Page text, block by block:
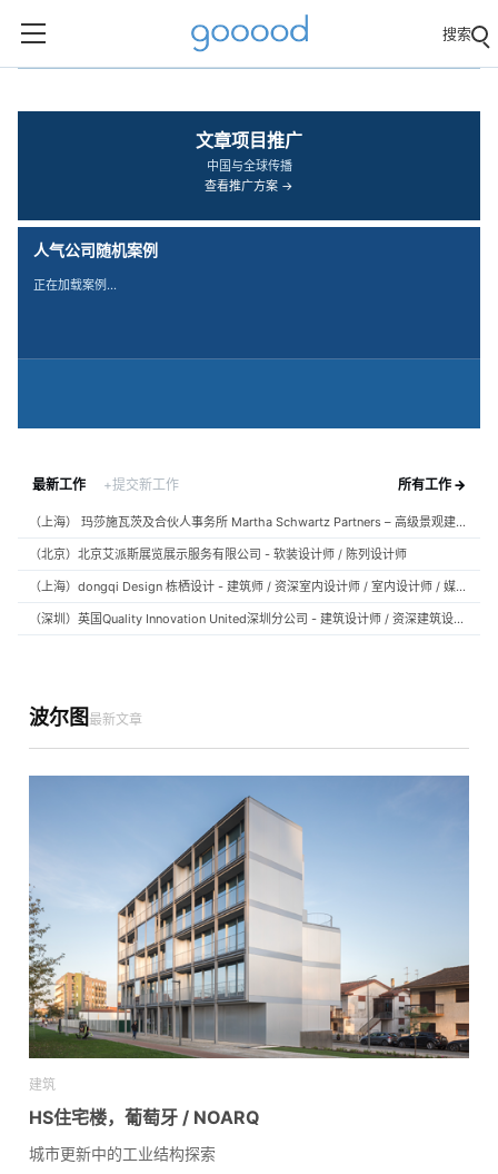
搜索
文章项目推广
中国与全球传播
查看推广方案 →
人气公司随机案例
正在加载案例…
最新工作 +提交新工作 所有工作 →
（上海） 玛莎施瓦茨及合伙人事务所 Martha Schwartz Partners – 高级景观建筑师 Senior Landscape Designer / 景观建筑师 Landscape Designer
（北京）北京艾派斯展览展示服务有限公司 - 软装设计师 / 陈列设计师
（上海）dongqi Design 栋栖设计 - 建筑师 / 资深室内设计师 / 室内设计师 / 媒体及公共关系主管 / 设计实习生（常年招聘）
（深圳）英国Quality Innovation United深圳分公司 - 建筑设计师 / 资深建筑设计师 / 室内设计师 / 设计实习生
波尔图 最新文章
建筑
HS住宅楼，葡萄牙 / NOARQ
城市更新中的工业结构探索